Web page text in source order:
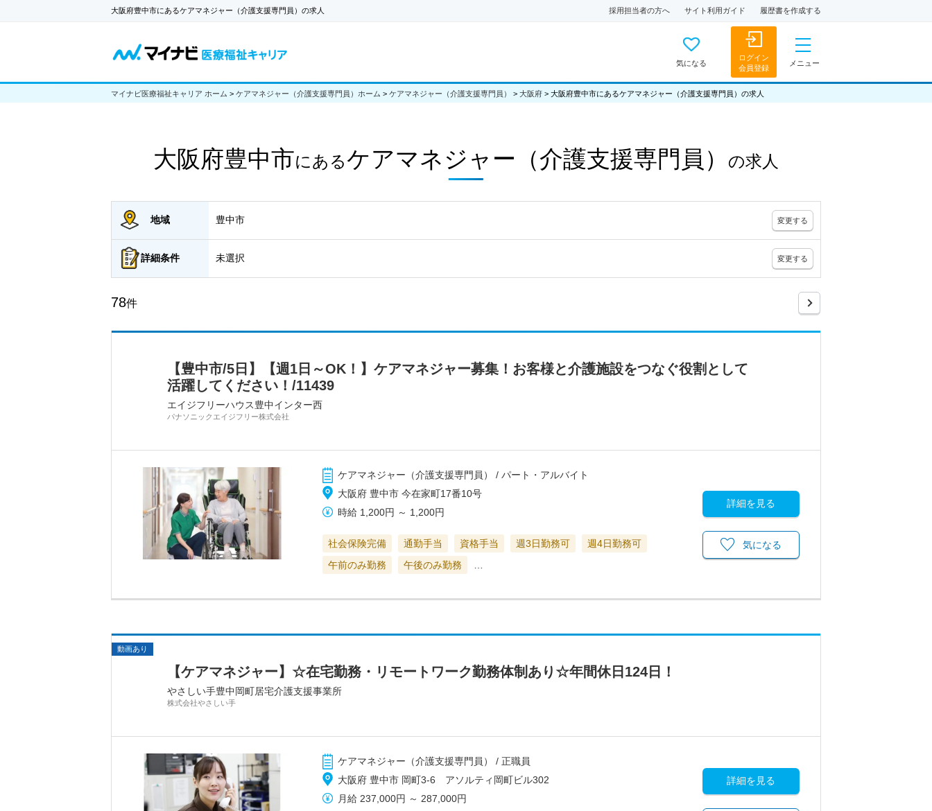
大阪府豊中市にあるケアマネジャー（介護支援専門員）の求人 採用担当者の方へ サイト利用ガイド 履歴書を作成する
気になる
ログイン
会員登録
メニュー
マイナビ医療福祉キャリア ホーム > ケアマネジャー（介護支援専門員）ホーム > ケアマネジャー（介護支援専門員） > 大阪府 > 大阪府豊中市にあるケアマネジャー（介護支援専門員）の求人
大阪府豊中市にあるケアマネジャー（介護支援専門員） の求人
地域 豊中市 変更する
詳細条件 未選択 変更する
78件
【豊中市/5日】【週1日～OK！】ケアマネジャー募集！お客様と介護施設をつなぐ役割として
活躍してください！/11439
エイジフリーハウス豊中インター西
パナソニックエイジフリー株式会社
ケアマネジャー（介護支援専門員） / パート・アルバイト
大阪府 豊中市 今在家町17番10号
時給 1,200円 ～ 1,200円
社会保険完備 通勤手当 資格手当 週3日勤務可
週4日勤務可
午前のみ勤務
午後のみ勤務
詳細を見る
気になる
動画あり
【ケアマネジャー】☆在宅勤務・リモートワーク勤務体制あり☆年間休日124日！
やさしい手豊中岡町居宅介護支援事業所
株式会社やさしい手
ケアマネジャー（介護支援専門員） / 正職員
大阪府 豊中市 岡町3-6 アソルティ岡町ビル302
月給 237,000円 ～ 287,000円
詳細を見る